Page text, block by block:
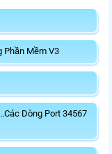
Phần Mềm V3
Dòng Port 34567